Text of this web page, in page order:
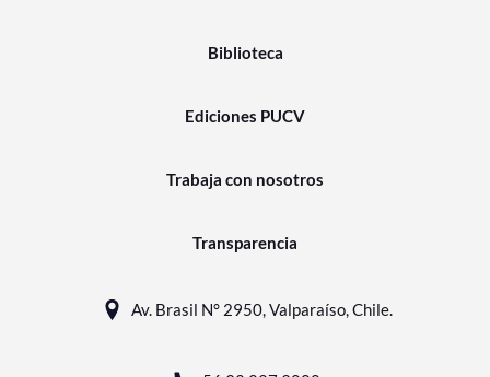
Biblioteca
Ediciones PUCV
Trabaja con nosotros
Transparencia
Av. Brasil N° 2950, Valparaíso, Chile.